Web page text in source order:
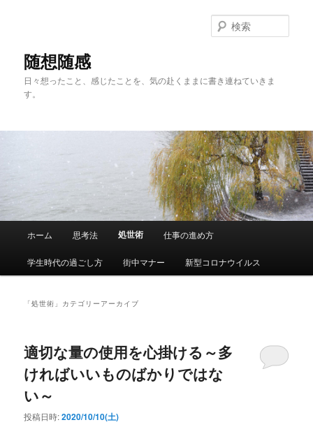
随想随感
日々想ったこと、感じたことを、気の赴くままに書き連ねていきま
す。
索
メ
ホーム 思考法 処世術 仕事の進め方
学生時代の過ごし方 街中マナー 新型コロナウイルス
「処世術 」カテゴリーアーカイブ
適切な量の使用を心掛ける～多
ければいいものばかりではな
い～
投稿日時:2020/10/10(土)